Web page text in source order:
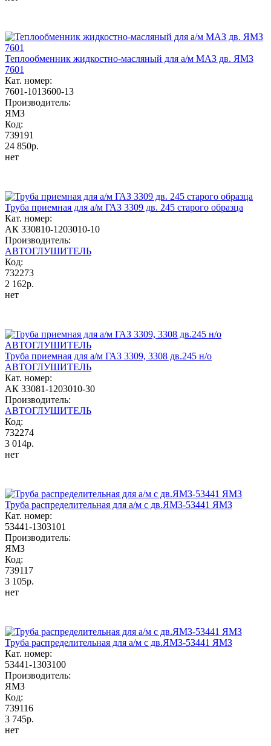
Теплообменник жидкостно-масляный для а/м МАЗ дв. ЯМЗ
7601
Кат. номер:
7601-1013600-13
Производитель:
ЯМЗ
Код:
739191
24 850р.
нет
Труба приемная для а/м ГАЗ 3309 дв. 245 старого образца
Кат. номер:
АК 330810-1203010-10
Производитель:
АВТОГЛУШИТЕЛЬ
Код:
732273
2 162р.
нет
Труба приемная для а/м ГАЗ 3309, 3308 дв.245 н/о
АВТОГЛУШИТЕЛЬ
Кат. номер:
АК 33081-1203010-30
Производитель:
АВТОГЛУШИТЕЛЬ
Код:
732274
3 014р.
нет
Труба распределительная для а/м с дв.ЯМЗ-53441 ЯМЗ
Кат. номер:
53441-1303101
Производитель:
ЯМЗ
Код:
739117
3 105р.
нет
Труба распределительная для а/м с дв.ЯМЗ-53441 ЯМЗ
Кат. номер:
53441-1303100
Производитель:
ЯМЗ
Код:
739116
3 745р.
нет